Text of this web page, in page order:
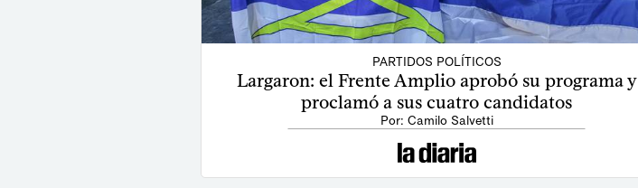
PARTIDOS POLÍTICOS
Largaron: el Frente Amplio aprobó su programa y
proclamó a sus cuatro candidatos
Por: Camilo Salvetti